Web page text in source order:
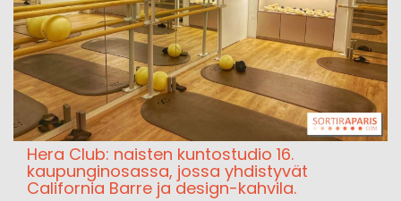
Hera Club: naisten kuntostudio 16.
kaupunginosassa, jossa yhdistyvät
California Barre ja design-kahvila.